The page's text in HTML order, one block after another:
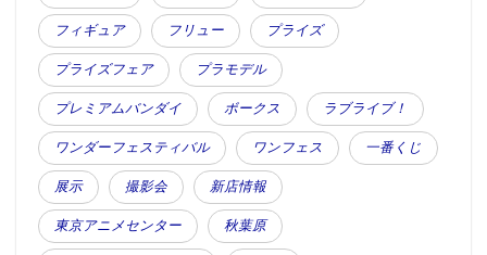
フィギュア フリュー プライズ
プライズフェア プラモデル
プレミアムバンダイ ボークス ラブライブ！
ワンダーフェスティバル ワンフェス 一番くじ
展示 撮影会 新店情報
東京アニメセンター 秋葉原